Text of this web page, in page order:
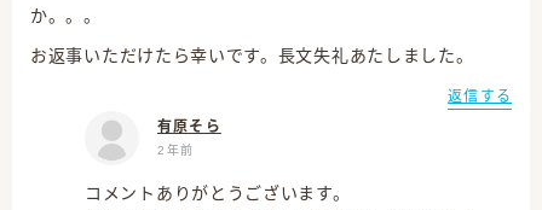
か。。。
お返事いただけたら幸いです。長文失礼あたしました。
返信する
有原そら
2年前
コメントありがとうございます。